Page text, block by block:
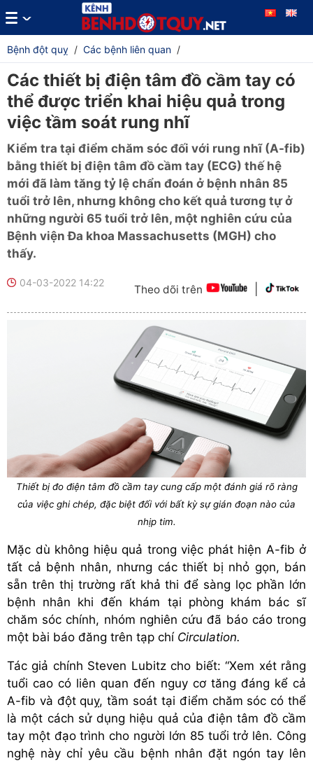
Bệnh đột quỵ / Các bệnh liên quan /
Các thiết bị điện tâm đồ cầm tay có
thể được triển khai hiệu quả trong
việc tầm soát rung nhĩ
Kiểm tra tại điểm chăm sóc đối với rung nhĩ (A-fib)
bằng thiết bị điện tâm đồ cầm tay (ECG) thế hệ
mới đã làm tăng tỷ lệ chẩn đoán ở bệnh nhân 85
tuổi trở lên, nhưng không cho kết quả tương tự ở
những người 65 tuổi trở lên, một nghiên cứu của
Bệnh viện Đa khoa Massachusetts (MGH) cho
thấy.
04-03-2022 14:22 Theo dõi trên
Thiết bị đo điện tâm đồ cầm tay cung cấp một đánh giá rõ ràng
của việc ghi chép, đặc biệt đối với bất kỳ sự gián đoạn nào của
nhịp tim.
Mặc dù không hiệu quả trong việc phát hiện A-fib ở
tất cả bệnh nhân, nhưng các thiết bị nhỏ gọn, bán
sẵn trên thị trường rất khả thi để sàng lọc phần lớn
bệnh nhân khi đến khám tại phòng khám bác sĩ
chăm sóc chính, nhóm nghiên cứu đã báo cáo trong
một bài báo đăng trên tạp chí Circulation.
Tác giả chính Steven Lubitz cho biết: “Xem xét rằng
tuổi cao có liên quan đến nguy cơ tăng đáng kể cả
A-fib và đột quỵ, tầm soát tại điểm chăm sóc có thể
là một cách sử dụng hiệu quả của điện tâm đồ cầm
tay một đạo trình cho người lớn 85 tuổi trở lên. Công
nghệ này chỉ yêu cầu bệnh nhân đặt ngón tay lên